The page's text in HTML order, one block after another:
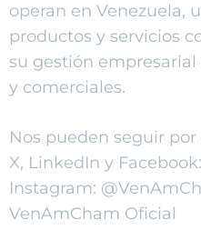
operan en Venezuela,
productos y servicios
su gestión
y comerciales.
Nos pueden seguir
X, LinkedIn y
Instagram:
VenAmCham Oficial